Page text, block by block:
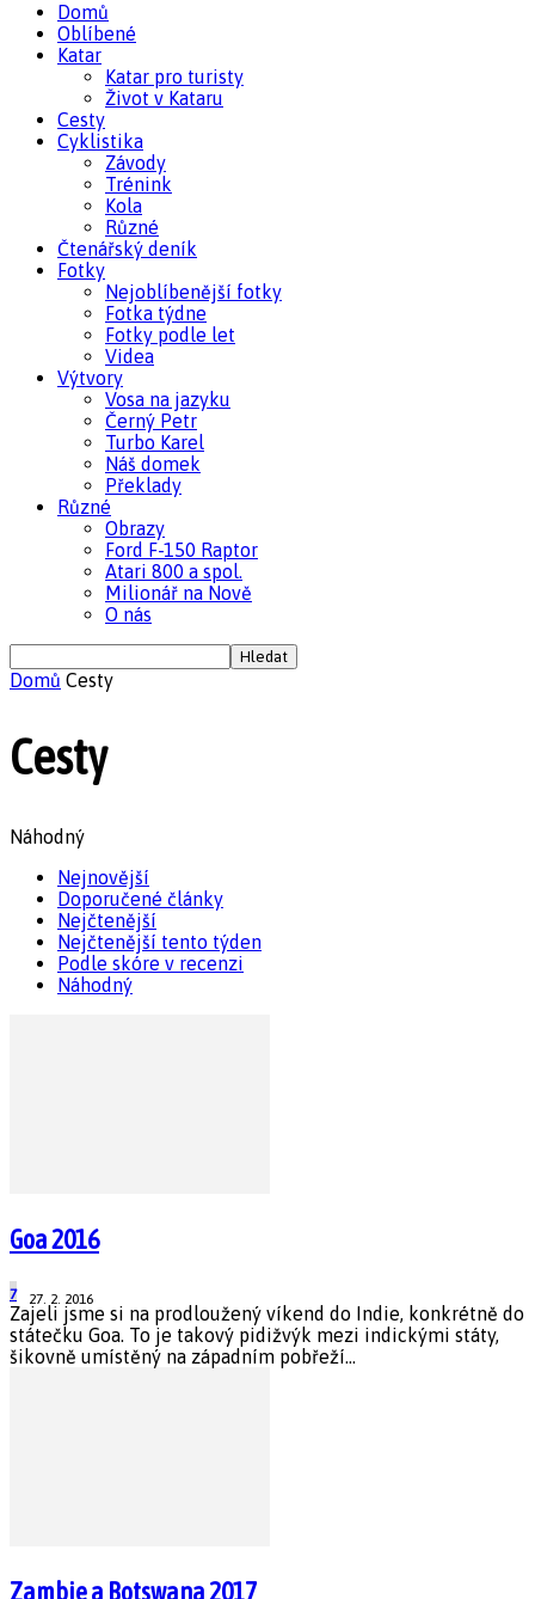
Domů
Oblíbené
Katar
Katar pro turisty
Život v Kataru
Cesty
Cyklistika
Závody
Trénink
Kola
Různé
Čtenářský deník
Fotky
Nejoblíbenější fotky
Fotka týdne
Fotky podle let
Videa
Výtvory
Vosa na jazyku
Černý Petr
Turbo Karel
Náš domek
Překlady
Různé
Obrazy
Ford F-150 Raptor
Atari 800 a spol.
Milionář na Nově
O nás
Domů Cesty
Cesty
Náhodný
Nejnovější
Doporučené články
Nejčtenější
Nejčtenější tento týden
Podle skóre v recenzi
Náhodný
Goa 2016
27. 2. 2016
7
Zajeli jsme si na prodloužený víkend do Indie, konkrétně do
státečku Goa. To je takový pidižvýk mezi indickými státy,
šikovně umístěný na západním pobřeží...
Zambie a Botswana 2017